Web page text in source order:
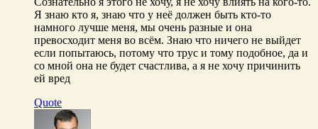
Я знаю кто я, знаю что у неё должен быть кто-то
намного лучше меня, мы очень разные и она
превосходит меня во всём. Знаю что ничего не выйдет
если попытаюсь, потому что трус и тому подобное, да и
со мной она не будет счастлива, а я не хочу причинить
ей вред
Quote